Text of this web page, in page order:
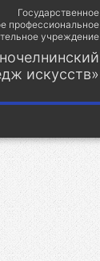
Государственное
профессиональное
учреждение
искусств»